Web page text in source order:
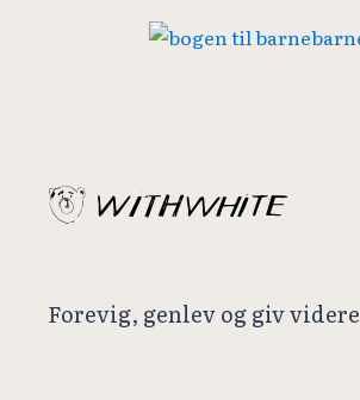
Forevig, genlev og giv videre